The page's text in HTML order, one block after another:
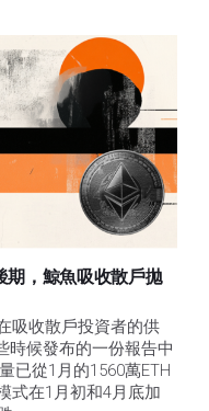
期，鯨魚吸收散戶拋
吸收散戶投資者的供
時候發布的一份報告中
已從1月的1560萬ETH
式在1月初和4月底加